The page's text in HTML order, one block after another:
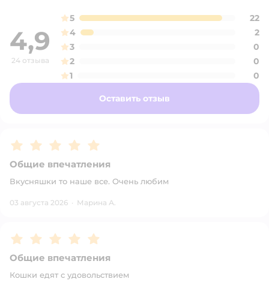
4,9
24 отзыва
5
22
4
2
3
0
2
0
1
0
Оставить отзыв
Рейтинг:5
Общие впечатления
Вкусняшки то наше все. Очень любим
03 августа 2026 · Марина А.
Рейтинг:5
Общие впечатления
Кошки едят с удовольствием